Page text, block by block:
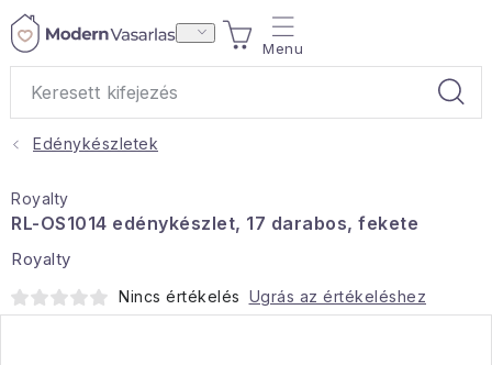
Ugrás
KOSÁR
Ajándékok
Otthoni illatok
Teák
Edénykészletek
Royalty
RL-OS1014 edénykészlet, 17 darabos, fekete
Royalty
Nincs értékelés Ugrás az értékeléshez